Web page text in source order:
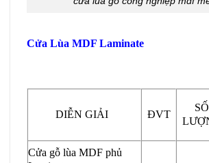
Cửa Lùa MDF Laminate
DIỄN GIẢI ĐVT
SỐ
Cửa gỗ lùa MDF phủ